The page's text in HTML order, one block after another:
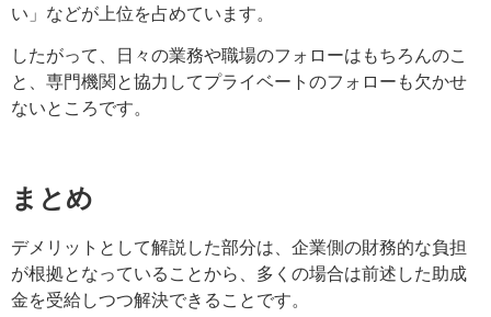
い」などが上位を占めています。
したがって、日々の業務や職場のフォローはもちろんのこ
と、専門機関と協力してプライベートのフォローも欠かせ
ないところです。
まとめ
デメリットとして解説した部分は、企業側の財務的な負担
が根拠となっていることから、多くの場合は前述した助成
金を受給しつつ解決できることです。